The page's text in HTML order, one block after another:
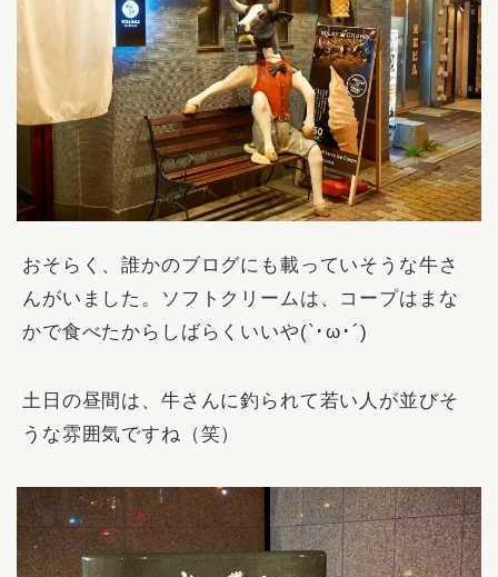
おそらく、誰かのブログにも載っていそうな牛さ
んがいました。ソフトクリームは、 コープはまな
かで食べたからしばらくいいや(`･ω･´)
土日の昼間は、牛さんに釣られて若い人が並びそ
うな雰囲気ですね（笑）